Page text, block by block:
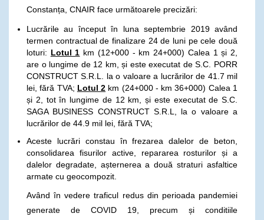
Constanța, CNAIR face următoarele precizări:
Lucrările au început în luna septembrie 2019 având
termen contractual de finalizare 24 de luni pe cele două
loturi: Lotul 1 km (12+000 - km 24+000) Calea 1 și 2,
are o lungime de 12 km, și este executat de S.C. PORR
CONSTRUCT S.R.L. la o valoare a lucrărilor de 41.7 mil
lei, fără TVA; Lotul 2 km (24+000 - km 36+000) Calea 1
și 2, tot în lungime de 12 km, și este executat de S.C.
SAGA BUSINESS CONSTRUCT S.R.L, la o valoare a
lucrărilor de 44.9 mil lei, fără TVA;
Aceste lucrări constau în frezarea dalelor de beton,
consolidarea fisurilor active, repararea rosturilor și a
dalelor degradate, așternerea a două straturi asfaltice
armate cu geocompozit.
Având în vedere traficul redus din perioada pandemiei
generate de COVID 19, precum și conditiile